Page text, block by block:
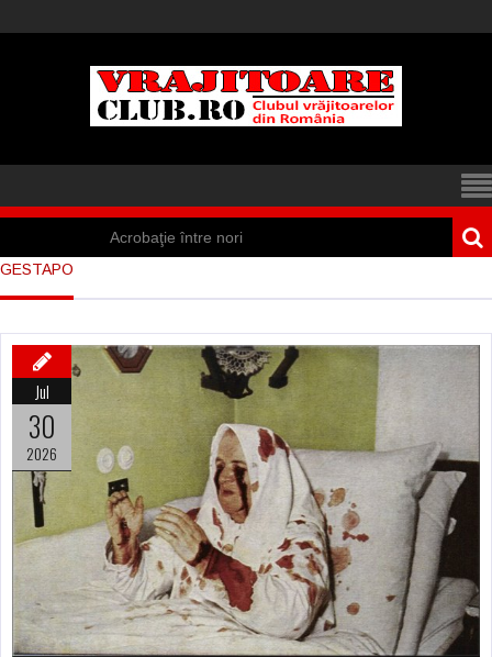
Acrobaţie între nori
Marea vânătoare
de vrăjitoare din
Vrăjitoare
zburătoare în Mexic
Magia în Thailanda
Madona lacrimilor
din Siracusa
GESTAPO
Jul
30
2026